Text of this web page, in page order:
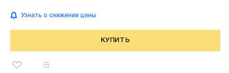
Узнать о снижении цены
КУПИТЬ